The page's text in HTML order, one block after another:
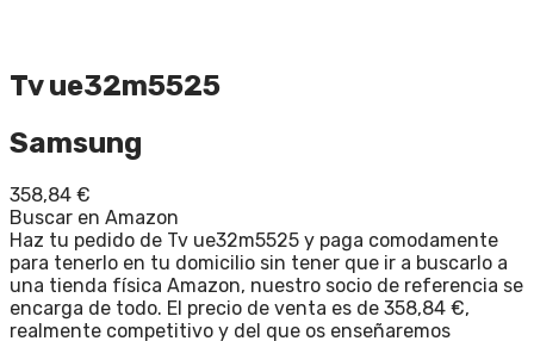
Tv ue32m5525
Samsung
358,84 €
Buscar en Amazon
Haz tu pedido de Tv ue32m5525 y paga comodamente
para tenerlo en tu domicilio sin tener que ir a buscarlo a
una tienda física Amazon, nuestro socio de referencia se
encarga de todo. El precio de venta es de 358,84 €,
realmente competitivo y del que os enseñaremos